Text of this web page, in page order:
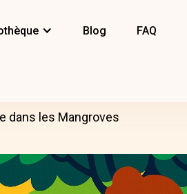
Blog FAQ
dans les Mangroves